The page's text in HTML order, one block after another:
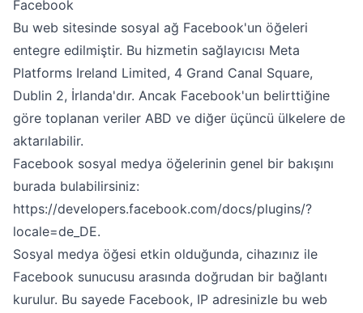
Facebook
Bu web sitesinde sosyal ağ Facebook'un öğeleri
entegre edilmiştir. Bu hizmetin sağlayıcısı Meta
Platforms Ireland Limited, 4 Grand Canal Square,
Dublin 2, İrlanda'dır. Ancak Facebook'un belirttiğine
göre toplanan veriler ABD ve diğer üçüncü ülkelere de
aktarılabilir.
Facebook sosyal medya öğelerinin genel bir bakışını
burada bulabilirsiniz:
https://developers.facebook.com/docs/plugins/?
locale=de_DE.
Sosyal medya öğesi etkin olduğunda, cihazınız ile
Facebook sunucusu arasında doğrudan bir bağlantı
kurulur. Bu sayede Facebook, IP adresinizle bu web